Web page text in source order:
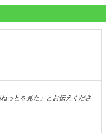
っとを見た」とお伝えくださ